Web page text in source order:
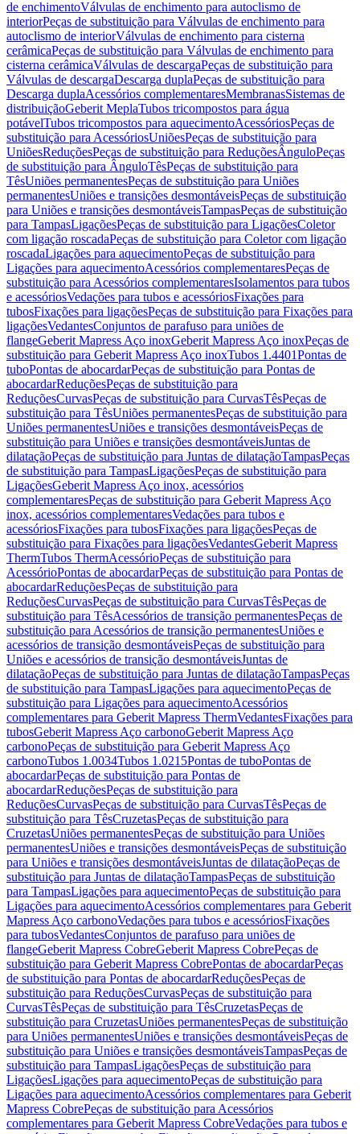
de enchimentoVálvulas de enchimento para autoclismo de
interiorPeças de substituição para Válvulas de enchimento para
autoclismo de interiorVálvulas de enchimento para cisterna
cerâmicaPeças de substituição para Válvulas de enchimento para
cisterna cerâmicaVálvulas de descargaPeças de substituição para
Válvulas de descargaDescarga duplaPeças de substituição para
Descarga duplaAcessórios complementaresMembranasSistemas de
distribuiçãoGeberit MeplaTubos tricompostos para água
potávelTubos tricompostos para aquecimentoAcessóriosPeças de
substituição para AcessóriosUniõesPeças de substituição para
UniõesReduçõesPeças de substituição para ReduçõesÂnguloPeças
de substituição para ÂnguloTêsPeças de substituição para
TêsUniões permanentesPeças de substituição para Uniões
permanentesUniões e transições desmontáveisPeças de substituição
para Uniões e transições desmontáveisTampasPeças de substituição
para TampasLigaçõesPeças de substituição para LigaçõesColetor
com ligação roscadaPeças de substituição para Coletor com ligação
roscadaLigações para aquecimentoPeças de substituição para
Ligações para aquecimentoAcessórios complementaresPeças de
substituição para Acessórios complementaresIsolamentos para tubos
e acessóriosVedações para tubos e acessóriosFixações para
tubosFixações para ligaçõesPeças de substituição para Fixações para
ligaçõesVedantesConjuntos de parafuso para uniões de
flangeGeberit Mapress Aço inoxGeberit Mapress Aço inoxPeças de
substituição para Geberit Mapress Aço inoxTubos 1.4401Pontas de
tuboPontas de abocardarPeças de substituição para Pontas de
abocardarReduçõesPeças de substituição para
ReduçõesCurvasPeças de substituição para CurvasTêsPeças de
substituição para TêsUniões permanentesPeças de substituição para
Uniões permanentesUniões e transições desmontáveisPeças de
substituição para Uniões e transições desmontáveisJuntas de
dilataçãoPeças de substituição para Juntas de dilataçãoTampasPeças
de substituição para TampasLigaçõesPeças de substituição para
LigaçõesGeberit Mapress Aço inox, acessórios
complementaresPeças de substituição para Geberit Mapress Aço
inox, acessórios complementaresVedações para tubos e
acessóriosFixações para tubosFixações para ligaçõesPeças de
substituição para Fixações para ligaçõesVedantesGeberit Mapress
ThermTubos ThermAcessórioPeças de substituição para
AcessórioPontas de abocardarPeças de substituição para Pontas de
abocardarReduçõesPeças de substituição para
ReduçõesCurvasPeças de substituição para CurvasTêsPeças de
substituição para TêsAcessórios de transição permanentesPeças de
substituição para Acessórios de transição permanentesUniões e
acessórios de transição desmontáveisPeças de substituição para
Uniões e acessórios de transição desmontáveisJuntas de
dilataçãoPeças de substituição para Juntas de dilataçãoTampasPeças
de substituição para TampasLigações para aquecimentoPeças de
substituição para Ligações para aquecimentoAcessórios
complementares para Geberit Mapress ThermVedantesFixações para
tubosGeberit Mapress Aço carbonoGeberit Mapress Aço
carbonoPeças de substituição para Geberit Mapress Aço
carbonoTubos 1.0034Tubos 1.0215Pontas de tuboPontas de
abocardarPeças de substituição para Pontas de
abocardarReduçõesPeças de substituição para
ReduçõesCurvasPeças de substituição para CurvasTêsPeças de
substituição para TêsCruzetasPeças de substituição para
CruzetasUniões permanentesPeças de substituição para Uniões
permanentesUniões e transições desmontáveisPeças de substituição
para Uniões e transições desmontáveisJuntas de dilataçãoPeças de
substituição para Juntas de dilataçãoTampasPeças de substituição
para TampasLigações para aquecimentoPeças de substituição para
Ligações para aquecimentoAcessórios complementares para Geberit
Mapress Aço carbonoVedações para tubos e acessóriosFixações
para tubosVedantesConjuntos de parafuso para uniões de
flangeGeberit Mapress CobreGeberit Mapress CobrePeças de
substituição para Geberit Mapress CobrePontas de abocardarPeças
de substituição para Pontas de abocardarReduçõesPeças de
substituição para ReduçõesCurvasPeças de substituição para
CurvasTêsPeças de substituição para TêsCruzetasPeças de
substituição para CruzetasUniões permanentesPeças de substituição
para Uniões permanentesUniões e transições desmontáveisPeças de
substituição para Uniões e transições desmontáveisTampasPeças de
substituição para TampasLigaçõesPeças de substituição para
LigaçõesLigações para aquecimentoPeças de substituição para
Ligações para aquecimentoAcessórios complementares para Geberit
Mapress CobrePeças de substituição para Acessórios
complementares para Geberit Mapress CobreVedações para tubos e